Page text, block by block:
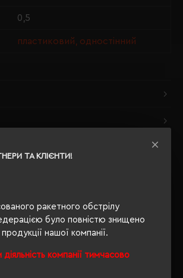
ТА КЛІЄНТИ!
ракетного обстрілу
було повністю знищено
нашої компанії.
компанії тимчасово
0,5
пластиковий, одностінний